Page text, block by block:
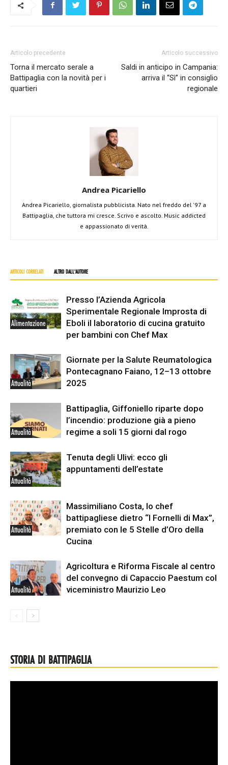
Articolo precedente
Torna il mercato serale a
Battipaglia con la novità per i
quartieri
Articolo successivo
Saldi in anticipo in Campania:
arriva il “Sì” in consiglio
regionale
Andrea Picariello
Andrea Picariello, giornalista pubblicista. Nato nel freddo del '97 a
Battipaglia, che tuttora mi cresce. Scrivo e ascolto. Music addicted
e appassionato di verità.
ARTICOLI CORRELATI ALTRO DALL'AUTORE
Alimentazione
Presso l’Azienda Agricola
Sperimentale Regionale Improsta di
Eboli il laboratorio di cucina gratuito
per bambini con Chef Max
Attualità
Giornate per la Salute Reumatologica
Pontecagnano Faiano, 12–13 ottobre
2025
Attualità
Battipaglia, Giffoniello riparte dopo
l’incendio: produzione già a pieno
regime a soli 15 giorni dal rogo
Attualità
Tenuta degli Ulivi: ecco gli
appuntamenti dell’estate
Attualità
Massimiliano Costa, lo chef
battipagliese dietro “I Fornelli di Max”,
premiato con le 5 Stelle d’Oro della
Cucina
Attualità
Agricoltura e Riforma Fiscale al centro
del convegno di Capaccio Paestum col
viceministro Maurizio Leo
STORIA DI BATTIPAGLIA